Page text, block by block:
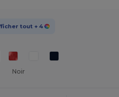
tout + 4
Noir